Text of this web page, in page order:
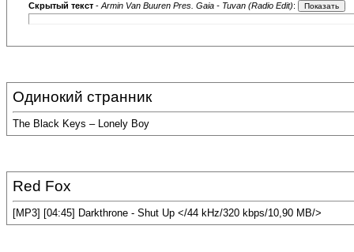
Скрытый текст - Armin Van Buuren Pres. Gaia - Tuvan (Radio Edit):
Одинокий странник
The Black Keys – Lonely Boy
Red Fox
[MP3] [04:45] Darkthrone - Shut Up </44 kHz/320 kbps/10,90 MB/>